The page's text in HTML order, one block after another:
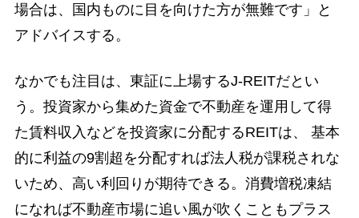
場合は、国内ものに目を向けた方が無難です」と
アドバイスする。
なかでも注目は、東証に上場するJ-REITだとい
う。投資家から集めた資金で不動産を運用して得
た賃料収入などを投資家に分配するREITは、 基本
的に利益の9割超を分配すれば法人税が課税されな
いため、高い利回りが期待できる。消費増税凍結
になれば不動産市場に追い風が吹くこともプラス